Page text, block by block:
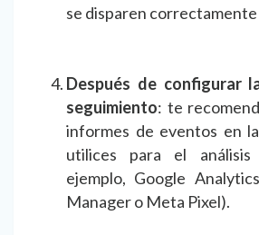
se disparen correctamente
Después de configurar
seguimiento: te
informes de eventos en
utilices para el
ejemplo, Google
Manager o Meta Pixel).